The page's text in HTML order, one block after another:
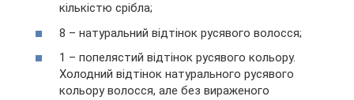
кількістю срібла;
8 – натуральний відтінок русявого волосся;
1 – попелястий відтінок русявого кольору.
Холодний відтінок натурального русявого
кольору волосся, але без вираженого